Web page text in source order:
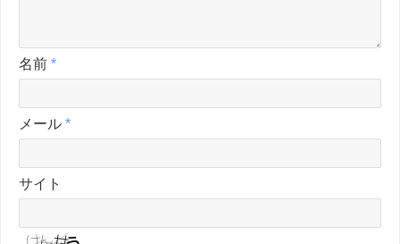
名前 *
メール *
サイト